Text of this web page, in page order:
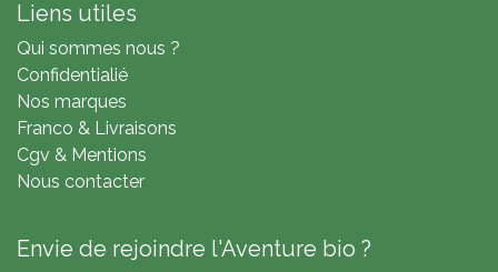
Liens utiles
Qui sommes nous ?
Confidentialié
Nos marques
Franco & Livraisons
Cgv & Mentions
Nous contacter
Envie de rejoindre l'Aventure bio ?